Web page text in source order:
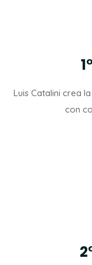
Luis Catalini crea
con